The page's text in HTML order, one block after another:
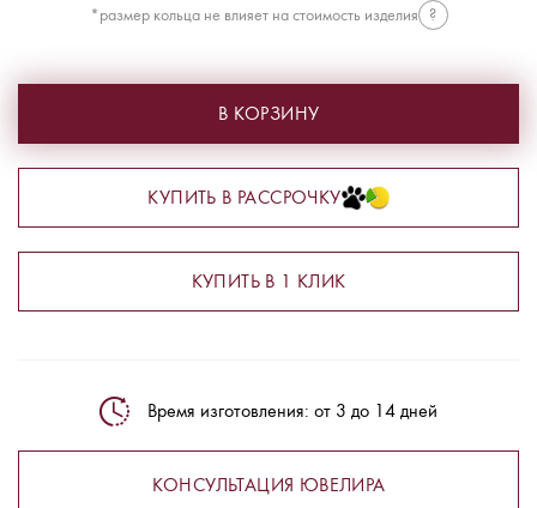
*размер кольца не влияет на стоимость изделия
?
В КОРЗИНУ
КУПИТЬ В РАССРОЧКУ
КУПИТЬ В 1 КЛИК
Время изготовления: от 3 до 14 дней
КОНСУЛЬТАЦИЯ ЮВЕЛИРА